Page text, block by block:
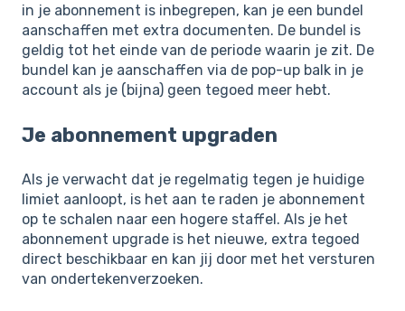
in je abonnement is inbegrepen, kan je een bundel
aanschaffen met extra documenten. De bundel is
geldig tot het einde van de periode waarin je zit. De
bundel kan je aanschaffen via de pop-up balk in je
account als je (bijna) geen tegoed meer hebt.
Je abonnement upgraden
Als je verwacht dat je regelmatig tegen je huidige
limiet aanloopt, is het aan te raden je abonnement
op te schalen naar een hogere staffel. Als je het
abonnement upgrade is het nieuwe, extra tegoed
direct beschikbaar en kan jij door met het versturen
van ondertekenverzoeken.